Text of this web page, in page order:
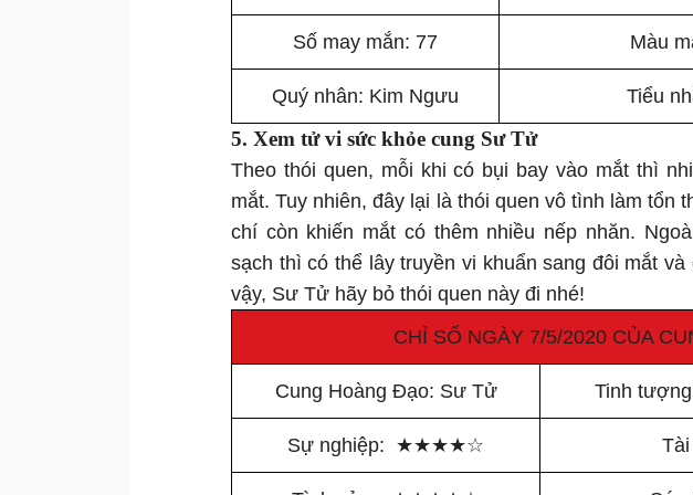
Số may mắn: 77 Màu
Quý nhân: Kim Ngưu Tiểu
5. Xem tử vi sức khỏe cung Sư Tử
Theo thói quen, mỗi khi có bụi bay vào mắt thì
mắt. Tuy nhiên, đây lại là thói quen vô tình làm tổn
chí còn khiến mắt có thêm nhiều nếp nhăn.
sạch thì có thể lây truyền vi khuẩn sang đôi mắt
vậy, Sư Tử hãy bỏ thói quen này đi nhé!
CHỈ SỐ NGÀY 7/5/2020 CỦA
Cung Hoàng Đạo: Sư Tử Tinh
Sự nghiệp: ★★★★☆